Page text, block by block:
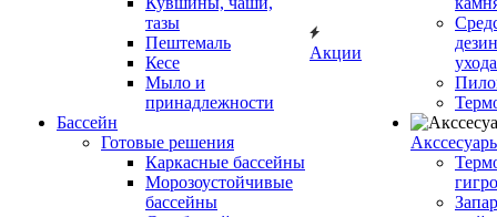
тазы
Пештемаль
Кесе
Мыло и
принадлежности
Бассейн
Готовые решения
Каркасные бассейны
Морозоустойчивые
бассейны
Акции
ухода